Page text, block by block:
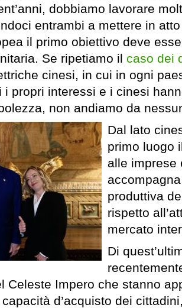
dobbiamo lavorare
entrambi a mettere in
il primo obiettivo deve
Se ripetiamo il caso dei
cinesi, in cui in ogni
i propri interessi e i cinesi
non andiamo da
Dal lato
primo luogo
alle imprese
produttiva
rispetto
mercato
Di
Celeste Impero che stanno
d’acquisto dei